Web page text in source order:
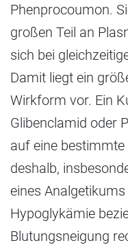
Phenprocoumon.
großen Teil an
sich bei
Damit liegt ein
Wirkform vor. Ein
Glibenclamid oder
auf eine
deshalb,
eines
Hypoglykämie
Blutungsneigung